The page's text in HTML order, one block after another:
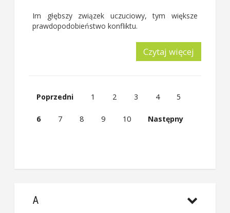
Im głębszy związek uczuciowy, tym większe
prawdopodobieństwo konfliktu.
Czytaj więcej
Poprzedni 1 2 3 4 5
6 7 8 9 10 Następny
A